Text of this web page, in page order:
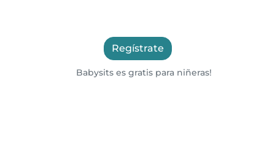
Regístrate
Babysits es gratis para niñeras!